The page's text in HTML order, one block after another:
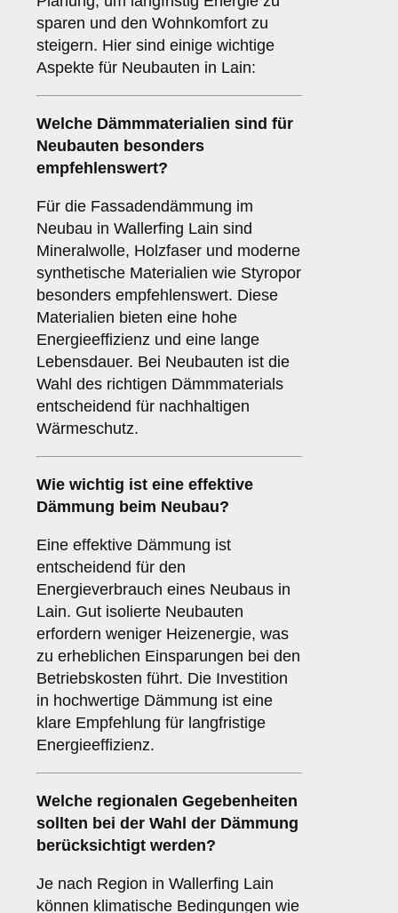
sparen und den Wohnkomfort zu
steigern. Hier sind einige wichtige
Aspekte für Neubauten in Lain:
Welche Dämmmaterialien sind für
Neubauten besonders
empfehlenswert?
Für die Fassadendämmung im
Neubau in Wallerfing Lain sind
Mineralwolle, Holzfaser und moderne
synthetische Materialien wie Styropor
besonders empfehlenswert. Diese
Materialien bieten eine hohe
Energieeffizienz und eine lange
Lebensdauer. Bei Neubauten ist die
Wahl des richtigen Dämmmaterials
entscheidend für nachhaltigen
Wärmeschutz.
Wie wichtig ist eine effektive
Dämmung beim Neubau?
Eine effektive Dämmung ist
entscheidend für den
Energieverbrauch eines Neubaus in
Lain. Gut isolierte Neubauten
erfordern weniger Heizenergie, was
zu erheblichen Einsparungen bei den
Betriebskosten führt. Die Investition
in hochwertige Dämmung ist eine
klare Empfehlung für langfristige
Energieeffizienz.
Welche regionalen Gegebenheiten
sollten bei der Wahl der Dämmung
berücksichtigt werden?
Je nach Region in Wallerfing Lain
können klimatische Bedingungen wie